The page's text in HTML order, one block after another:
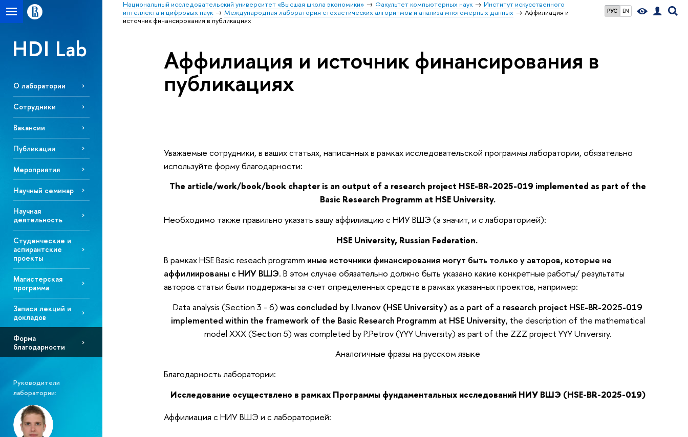
РУС EN
Национальный исследовательский университет «Высшая школа экономики» Факультет компьютерных наук
Институт искусственного
интеллекта и цифровых наук
Международная лаборатория стохастических алгоритмов и анализа многомерных данных
Аффилиация и
источник финансирования в публикациях
HDI Lab
О лаборатории
Сотрудники
Вакансии
Публикации
Мероприятия
Научный семинар
Научная
деятельность
Cтуденческие и
аспирантские
проекты
Магистерская
программа
Записи лекций и
докладов
Форма
благодарности
Руководители
лаборатории:
Аффилиация и источник финансирования в
публикациях
Уважаемые сотрудники, в ваших статьях, написанных в рамках исследовательской программы лаборатории, обязательно
используйте форму благодарности:
The article/work/book/book chapter is an output of a research project HSE-BR-2025-019 implemented as part of the
Basic Research Programm at HSE University.
Необходимо также правильно указать вашу аффилиацию с НИУ ВШЭ (а значит, и с лабораторией):
HSE University, Russian Federation.
В рамках HSE Basic reseach programm иные источники финансирования могут быть только у авторов, которые не
аффилиированы с НИУ ВШЭ. В этом случае обязательно должно быть указано какие конкретные работы/ результаты
авторов статьи были поддержаны за счет определенных средств в рамках указанных проектов, например:
Data analysis (Section 3 - 6) was concluded by I.Ivanov (HSE University) as a part of a research project HSE-BR-2025-019
implemented within the framework of the Basic Research Programm at HSE University, the description of thе mathematical
model XXX (Section 5) was completed by P.Petrov (YYY University) as part of the ZZZ project YYY Universiry.
Аналогичные фразы на русском языке
Благодарность лаборатории:
Исследование осуществлено в рамках Программы фундаментальных исследований НИУ ВШЭ (HSE-BR-2025-019)
Аффилиация с НИУ ВШЭ и с лабораторией: